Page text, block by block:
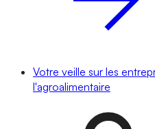
Votre veille sur les
l'agroalimentaire